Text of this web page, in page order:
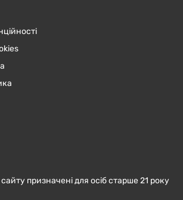
призначені для осіб старше 21 року